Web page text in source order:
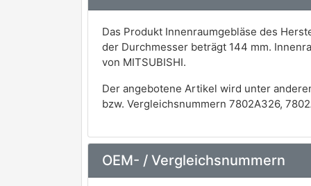
Das Produkt Innenraumgebläse des
der Durchmesser beträgt 144 mm.
von MITSUBISHI.
Der angebotene Artikel wird unter
bzw. Vergleichsnummern 7802A326,
OEM- / Vergleichsnummern